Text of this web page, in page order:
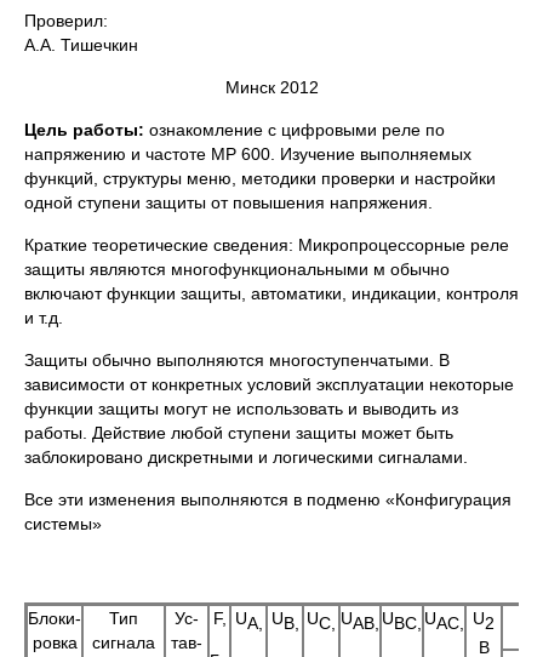
Проверил:
А.А. Тишечкин
Минск 2012
Цель работы: ознакомление с цифровыми реле по
напряжению и частоте МР 600. Изучение выполняемых
функций, структуры меню, методики проверки и настройки
одной ступени защиты от повышения напряжения.
Краткие теоретические сведения: Микропроцессорные реле
защиты являются многофункциональными м обычно
включают функции защиты, автоматики, индикации, контроля
и т.д.
Защиты обычно выполняются многоступенчатыми. В
зависимости от конкретных условий эксплуатации некоторые
функции защиты могут не использовать и выводить из
работы. Действие любой ступени защиты может быть
заблокировано дискретными и логическими сигналами.
Все эти изменения выполняются в подменю «Конфигурация
системы»
Блоки-
ровка
Тип
сигнала
Ус-
тав-
F, UА, UВ, UС, UАВ, UВС, UАС, U2
В